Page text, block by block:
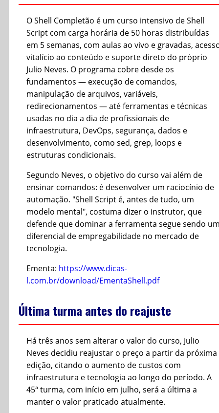
O Shell Completão é um curso intensivo de Shell
Script com carga horária de 50 horas distribuídas
em 5 semanas, com aulas ao vivo e gravadas,
vitalício ao conteúdo e suporte direto do próprio
Julio Neves. O programa cobre desde os
fundamentos — execução de comandos,
manipulação de arquivos, variáveis,
redirecionamentos — até ferramentas e técnicas
usadas no dia a dia de profissionais de
infraestrutura, DevOps, segurança, dados e
desenvolvimento, como sed, grep, loops e
estruturas condicionais.
Segundo Neves, o objetivo do curso vai além de
ensinar comandos: é desenvolver um raciocínio de
automação. "Shell Script é, antes de tudo, um
modelo mental", costuma dizer o instrutor, que
defende que dominar a ferramenta segue sendo
diferencial de empregabilidade no mercado de
tecnologia.
Ementa: https://www.dicas-
l.com.br/download/EmentaShell.pdf
Última turma antes do reajuste
Há três anos sem alterar o valor do curso, Julio
Neves decidiu reajustar o preço a partir da próxima
edição, citando o aumento de custos com
infraestrutura e tecnologia ao longo do período. A
45ª turma, com início em julho, será a última a
manter o valor praticado atualmente.